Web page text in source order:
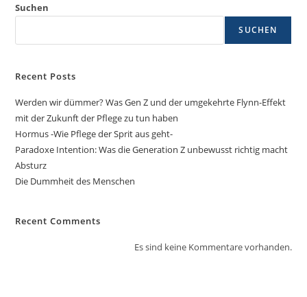
Suchen
SUCHEN
Recent Posts
Werden wir dümmer? Was Gen Z und der umgekehrte Flynn-Effekt
mit der Zukunft der Pflege zu tun haben
Hormus -Wie Pflege der Sprit aus geht-
Paradoxe Intention: Was die Generation Z unbewusst richtig macht
Absturz
Die Dummheit des Menschen
Recent Comments
Es sind keine Kommentare vorhanden.